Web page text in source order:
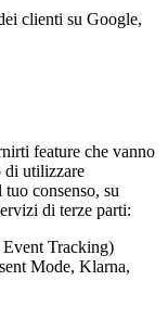
clienti su Google,
feature che vanno
di utilizzare
consenso, su
di terze parti:
Tracking)
Mode, Klarna,